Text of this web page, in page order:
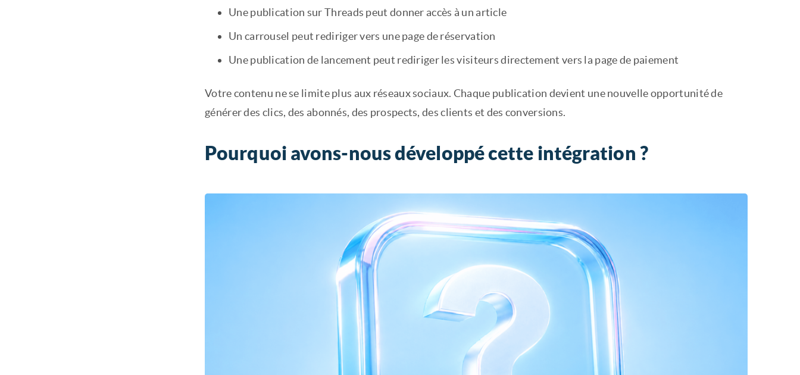
Une publication sur Threads peut donner accès à un article
Un carrousel peut rediriger vers une page de réservation
Une publication de lancement peut rediriger les visiteurs directement vers la page de paiement
Votre contenu ne se limite plus aux réseaux sociaux. Chaque publication devient une nouvelle opportunité de
générer des clics, des abonnés, des prospects, des clients et des conversions.
Pourquoi avons-nous développé cette intégration ?